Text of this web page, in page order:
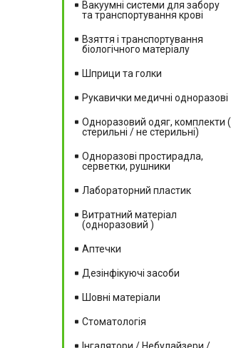
Вакуумні системи для забору
та транспортування крові
Взяття і транспортування
біологічного матеріалу
Шприци та голки
Рукавички медичні одноразові
Одноразовий одяг, комплекти (
стерильні / не стерильні)
Одноразові простирадла,
серветки, рушники
Лабораторний пластик
Витратний матеріал
(одноразовий )
Аптечки
Дезінфікуючі засоби
Шовні матеріали
Стоматологія